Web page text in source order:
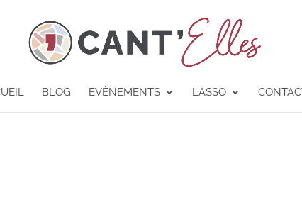
BLOG EVÈNEMENTS L’ASSO